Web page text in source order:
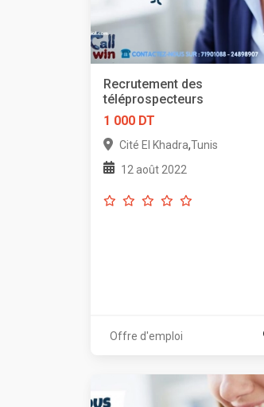
Recrutement des
téléprospecteurs
1 000 DT
Cité El Khadra,Tunis
12 août 2022
Offre d'emploi